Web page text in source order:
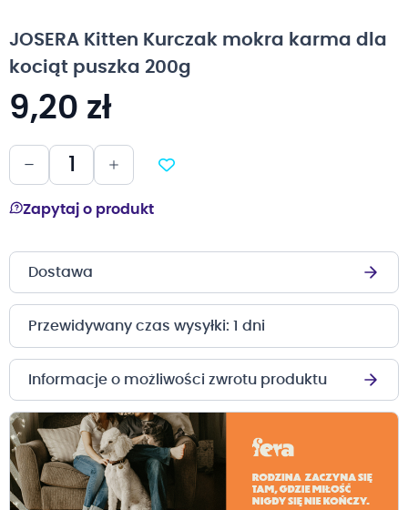
galerii
JOSERA Kitten Kurczak mokra karma dla
kociąt puszka 200g
9,20 zł
Zapytaj o produkt
Dostawa
Przewidywany czas wysyłki: 1 dni
Informacje o możliwości zwrotu produktu